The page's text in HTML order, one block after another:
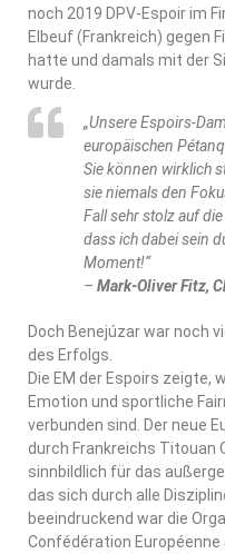
noch 2019 DPV-Espoir im
Elbeuf (Frankreich) gegen
hatte und damals mit der
wurde.
„Unsere Espoirs-
europäischen
Sie können wirklich
sie niemals den
Fall sehr stolz auf
dass ich dabei sein
Moment!“
– Mark-Oliver Fitz,
Doch Benejúzar war noch
des Erfolgs.
Die EM der Espoirs zeigte,
Emotion und sportliche
verbunden sind. Der neue
durch Frankreichs Titouan
sinnbildlich für das
das sich durch alle
beeindruckend war die
Confédération Européenne